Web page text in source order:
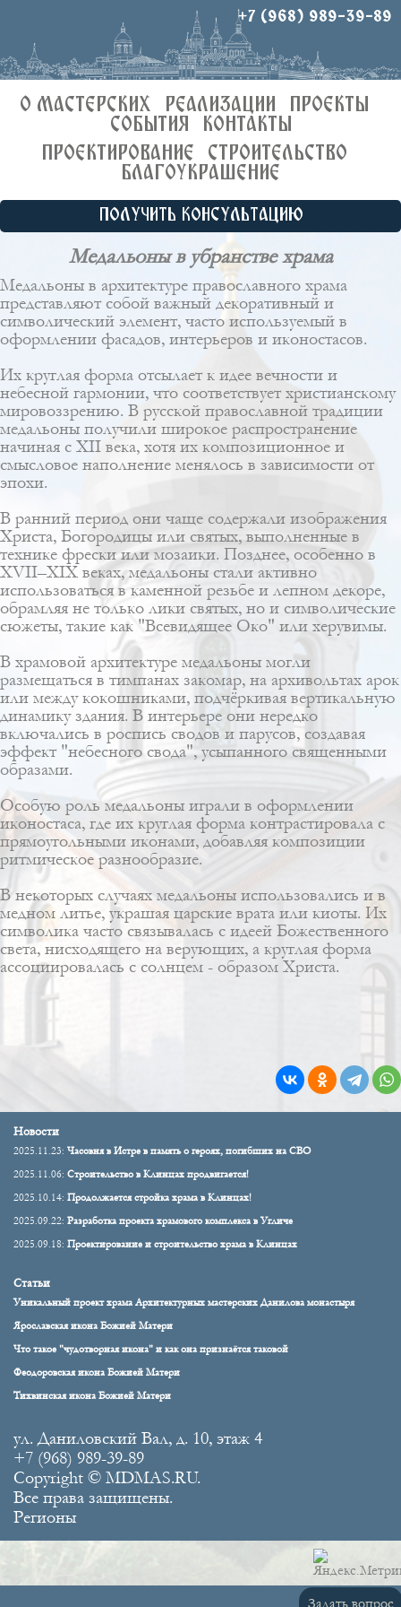
Задать вопрос
+7 (968) 989-39-89
О МАСТЕРСКИХ РЕАЛИЗАЦИИ
ПРОЕКТЫ
СОБЫТИЯ
КОНТАКТЫ
ПРОЕКТИРОВАНИЕ
СТРОИТЕЛЬСТВО
БЛАГОУКРАШЕНИЕ
ПОЛУЧИТЬ КОНСУЛЬТАЦИЮ
Медальоны в убранстве храма
Медальоны в архитектуре православного храма
представляют собой важный декоративный и
символический элемент, часто используемый в
оформлении фасадов, интерьеров и иконостасов.
Их круглая форма отсылает к идее вечности и
небесной гармонии, что соответствует христианскому
мировоззрению. В русской православной традиции
медальоны получили широкое распространение
начиная с XII века, хотя их композиционное и
смысловое наполнение менялось в зависимости от
эпохи.
В ранний период они чаще содержали изображения
Христа, Богородицы или святых, выполненные в
технике фрески или мозаики. Позднее, особенно в
XVII–XIX веках, медальоны стали активно
использоваться в каменной резьбе и лепном декоре,
обрамляя не только лики святых, но и символические
сюжеты, такие как "Всевидящее Око" или херувимы.
В храмовой архитектуре медальоны могли
размещаться в тимпанах закомар, на архивольтах арок
или между кокошниками, подчёркивая вертикальную
динамику здания. В интерьере они нередко
включались в роспись сводов и парусов, создавая
эффект "небесного свода", усыпанного священными
образами.
Особую роль медальоны играли в оформлении
иконостаса, где их круглая форма контрастировала с
прямоугольными иконами, добавляя композиции
ритмическое разнообразие.
В некоторых случаях медальоны использовались и в
медном литье, украшая царские врата или киоты. Их
символика часто связывалась с идеей Божественного
света, нисходящего на верующих, а круглая форма
ассоциировалась с солнцем - образом Христа.
Новости
2025.11.23: Часовня в Истре в память о героях, погибших на СВО
2025.11.06: Строительство в Клинцах продвигается!
2025.10.14: Продолжается стройка храма в Клинцах!
2025.09.22: Разработка проекта храмового комплекса в Угличе
2025.09.18: Проектирование и строительство храма в Клинцах
Статьи
Уникальный проект храма Архитектурных мастерских Данилова монастыря
Ярославская икона Божией Матери
Что такое "чудотворная икона" и как она признаётся таковой
Феодоровская икона Божией Матери
Тихвинская икона Божией Матери
ул. Даниловский Вал, д. 10, этаж 4
+7 (968) 989-39-89
Copyright © MDMAS.RU.
Все права защищены.
Регионы